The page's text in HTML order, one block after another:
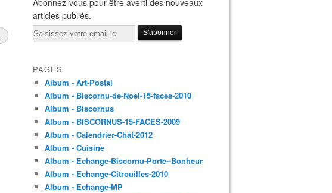
Abonnez-vous pour être averti des nouveaux
articles publiés.
Email
PAGES
Album - Art-Postal
Album - Biscornu-de-Noel-15-faces-2010
Album - Biscornus
Album - BISCORNUS-15-FACES-2009
Album - Calendrier-Chat-2012
Album - Cuisine
Album - Echange-Biscornu-Porte--Bonheur
Album - Echange-Citrouilles-2010
Album - Echange-MP